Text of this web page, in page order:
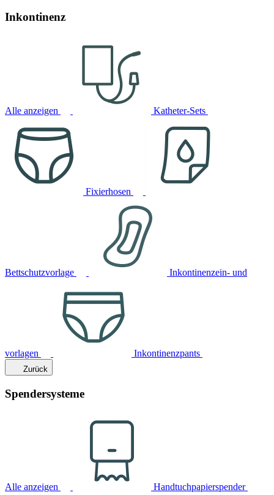
Inkontinenz
Alle anzeigen Katheter-Sets
Fixierhosen
Bettschutzvorlage Inkontinenzein- und
vorlagen Inkontinenzpants
Zurück
Spendersysteme
Alle anzeigen Handtuchpapierspender